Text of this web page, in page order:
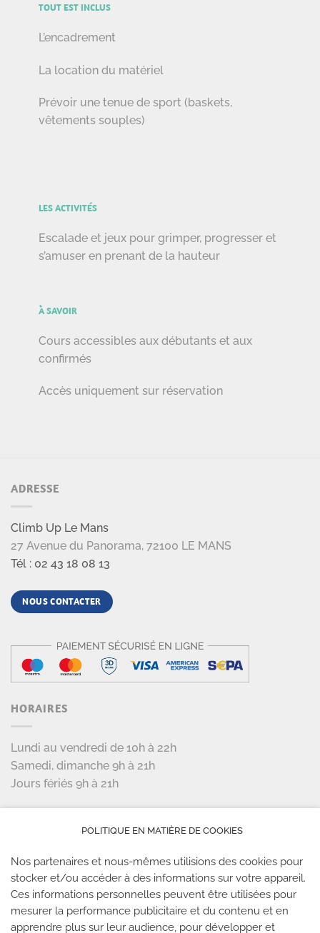
TOUT EST INCLUS
L’encadrement
La location du matériel
Prévoir une tenue de sport (baskets,
vêtements souples)
LES ACTIVITÉS
Escalade et jeux pour grimper, progresser et
s’amuser en prenant de la hauteur
À SAVOIR
Cours accessibles aux débutants et aux
confirmés
Accès uniquement sur réservation
ADRESSE
Climb Up Le Mans
27 Avenue du Panorama, 72100 LE MANS
Tél : 02 43 18 08 13
NOUS CONTACTER
HORAIRES
Lundi au vendredi de 10h à 22h
Samedi, dimanche 9h à 21h
Jours fériés 9h à 21h
LES SALLES CLIMB UP
POLITIQUE EN MATIÈRE DE COOKIES
Nos partenaires et nous-mêmes utilisions des cookies pour
stocker et/ou accéder à des informations sur votre appareil.
Ces informations personnelles peuvent être utilisées pour
mesurer la performance publicitaire et du contenu et en
apprendre plus sur leur audience, pour développer et